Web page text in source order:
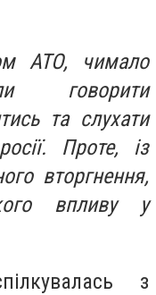
АТО, чимало
говорити
та слухати
Проте, із
вторгнення,
впливу у
з